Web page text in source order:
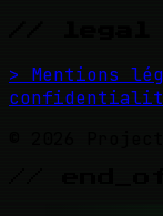
> Mentions